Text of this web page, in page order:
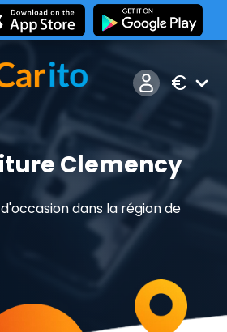
€
Clemency
dans la région de